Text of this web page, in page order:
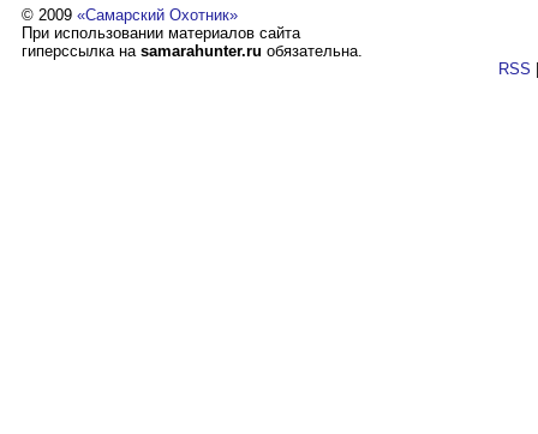
© 2009 «Самарский Охотник»
При использовании материалов сайта
гиперссылка на samarahunter.ru обязательна.
RSS